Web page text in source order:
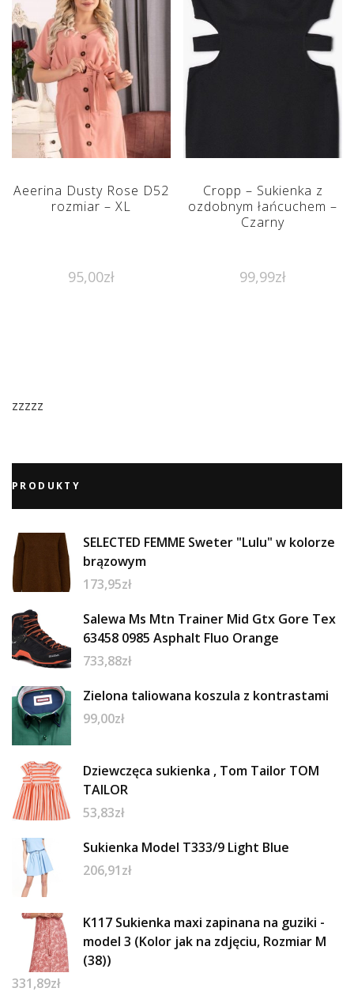
Aeerina Dusty Rose D52
rozmiar – XL
95,00zł
Cropp – Sukienka z
ozdobnym łańcuchem –
Czarny
99,99zł
zzzzz
PRODUKTY
SELECTED FEMME Sweter "Lulu" w kolorze
brązowym
173,95zł
Salewa Ms Mtn Trainer Mid Gtx Gore Tex
63458 0985 Asphalt Fluo Orange
733,88zł
Zielona taliowana koszula z kontrastami
99,00zł
Dziewczęca sukienka , Tom Tailor TOM
TAILOR
53,83zł
Sukienka Model T333/9 Light Blue
206,91zł
K117 Sukienka maxi zapinana na guziki -
model 3 (Kolor jak na zdjęciu, Rozmiar M
(38))
331,89zł